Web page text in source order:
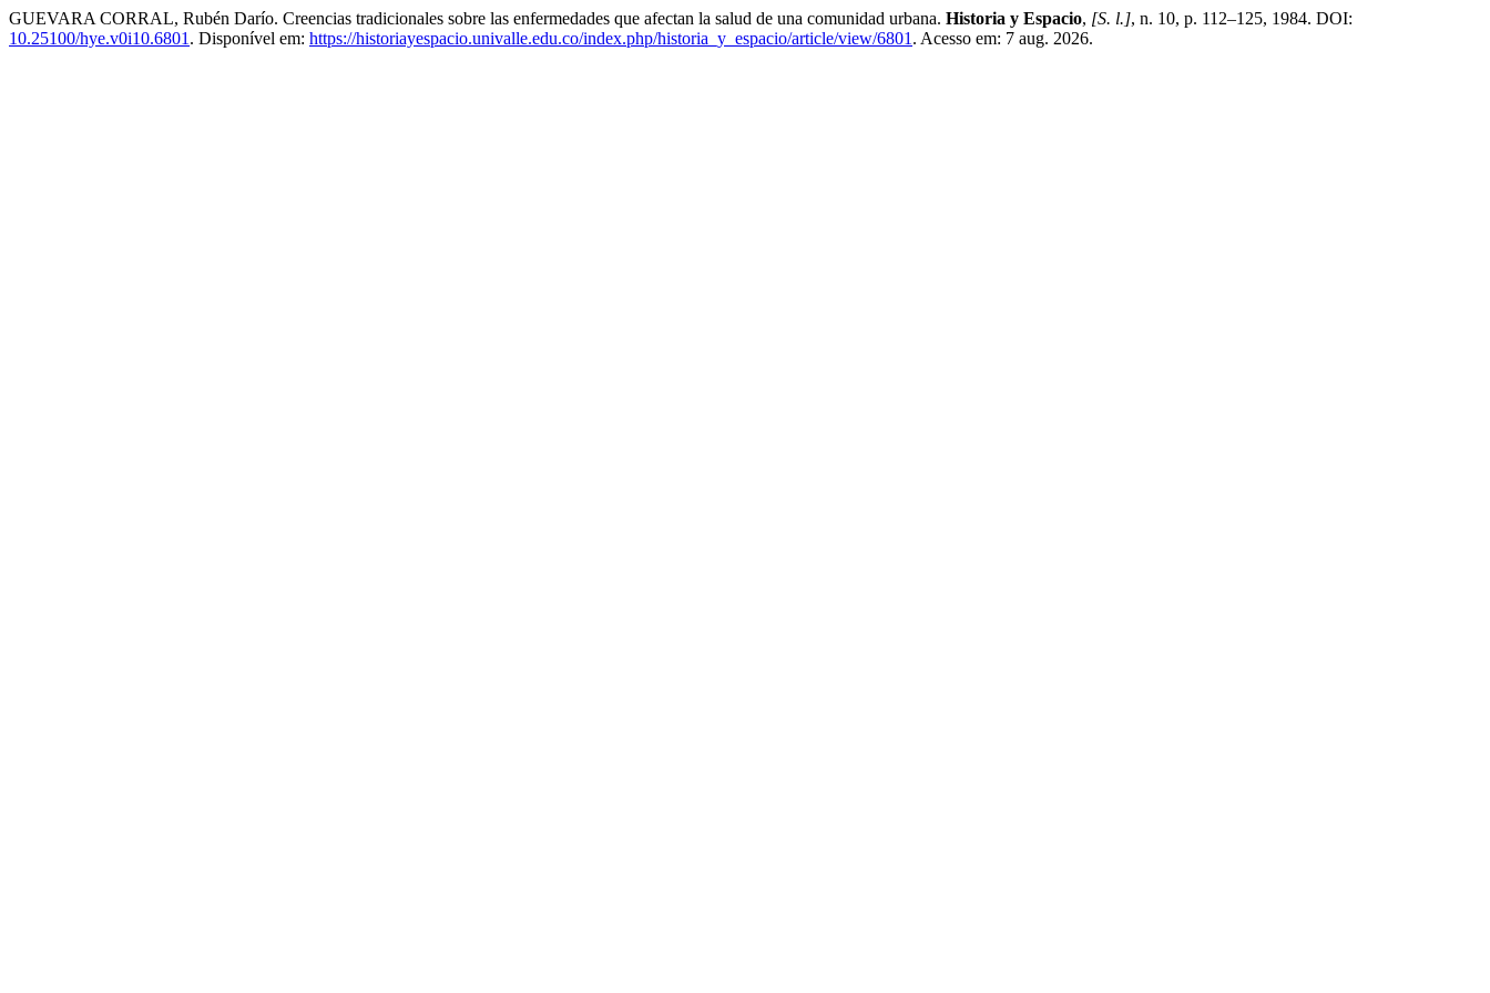
GUEVARA CORRAL, Rubén Darío. Creencias tradicionales sobre las enfermedades que afectan la salud de una comunidad urbana. Historia y Espacio, [S. l.], n. 10, p. 112–125, 1984. DOI:
10.25100/hye.v0i10.6801 . Disponível em: https://historiayespacio.univalle.edu.co/index.php/historia_y_espacio/article/view/6801 . Acesso em: 7 aug. 2026.